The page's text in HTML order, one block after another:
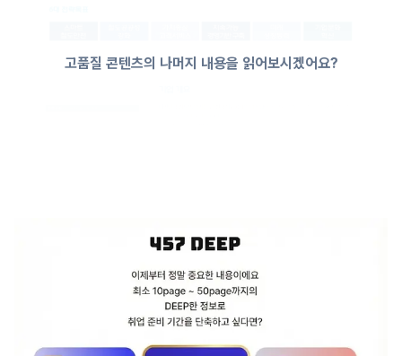
고품질 콘텐츠의 나머지 내용을 읽어보시겠어요?